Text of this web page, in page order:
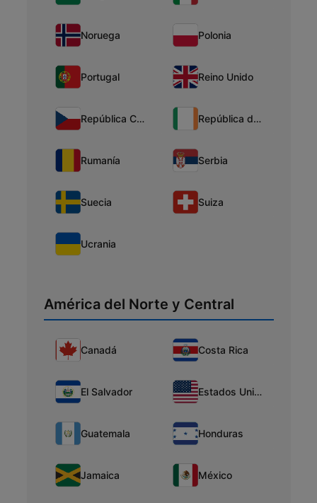
Noruega Polonia
Portugal Reino Unido
República Checa República de Irlanda
Rumanía Serbia
Suecia Suiza
Ucrania
América del Norte y Central
Canadá Costa Rica
El Salvador Estados Unidos
Guatemala Honduras
Jamaica México